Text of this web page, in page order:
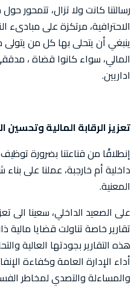
رسالتنا كانت ولا تزال، تتمحور
الاحترافية، مرتكزة على مبادىء
ينبغي أن يتحلى بها كل من يتولى
المالي، سواء كانوا قضاة ،
اداريين.
تعزيز الرقابة المالية وتحسين
إنطلاقًا من قناعتنا بضرورة
داخلية أم خارجبة، عملنا على
المعنية.
على الصعيد الداخلي، سعينا الى
تقارير خاصة تناولت قضايا
هذه التقارير بجودتها العالية
أداء الإدارة العامة وكفاءة
والمساءلة والتصدي لمخاطر